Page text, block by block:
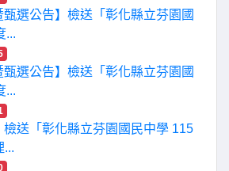
甄選公告】檢送「彰化縣立芬園國
...
甄選公告】檢送「彰化縣立芬園國
...
檢送「彰化縣立芬園國民中學 115
...